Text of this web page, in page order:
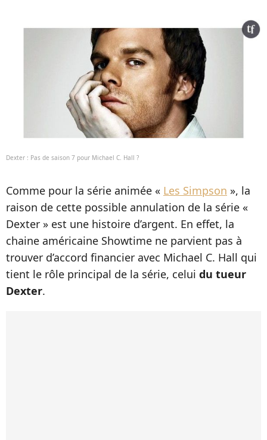
Dexter : Pas de saison 7 pour Michael C. Hall ?
Comme pour la série animée « Les Simpson », la
raison de cette possible annulation de la série «
Dexter » est une histoire d’argent. En effet, la
chaine américaine Showtime ne parvient pas à
trouver d’accord financier avec Michael C. Hall qui
tient le rôle principal de la série, celui du tueur
Dexter.